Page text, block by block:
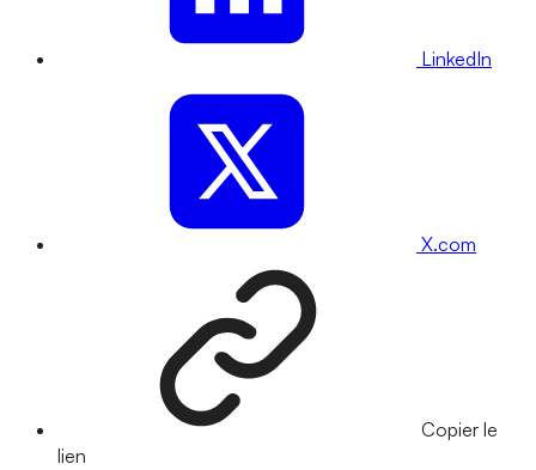
LinkedIn
X.com
Copier le
lien